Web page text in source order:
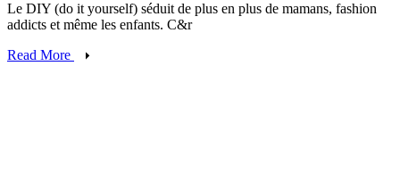
Le DIY (do it yourself) séduit de plus en plus de mamans, fashion
addicts et même les enfants. C&r
Read More